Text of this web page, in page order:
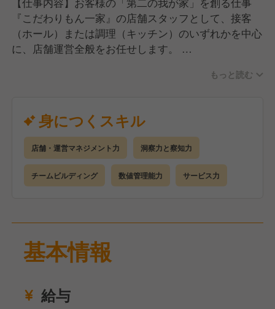
です。
ォーマンスは、一瞬でお客様同士の垣根も取り払いま
す。
超至近距離の接客： お客様をニックネームで呼び、
会話を楽しむ。マニュアル通りのサービスではなく、
その場の空気を感じて自分なりに盛り上げる「ライブ
3. 【料理のこだわり】毎日店内で手包みする「鉄鍋
餃子」
活気ある雰囲気の中でも、料理への妥協は一切ありま
せん。
す。冷凍では出せない、手作りならではの美味しさが
リピートの秘訣です。
屋台の味を忠実に： ぷりぷりの「もつ鍋」や、お酒
ーズナブルに提供することにこだわっています。
『こだわりもん一家』の店舗スタッフとして、接客
（ホール）または調理（キッチン）のいずれかを中心
に、店舗運営全般をお任せします。
く、お客様一人ひとりの期待を超える「おもてなし」
1. ホールスタッフ（おもてなし担当）
お客様のご案内からオーダー、料理のご提供、お見送
りまで、「お店の顔」として活躍していただきます。
パーソナルな接客： 決まったマニュアルはありませ
専門知識の習得： 全国の地酒や焼酎、旬の食材に関
する知識を学び、お客様に語れるプロを目指せます。
い、店舗全体の空気感を作る「女将」としてキャリア
もっと読む
身につくスキル
店舗・運営マネジメント力 洞察力と察知力
チームビルディング 数値管理能力 サービス力
基本情報
給与